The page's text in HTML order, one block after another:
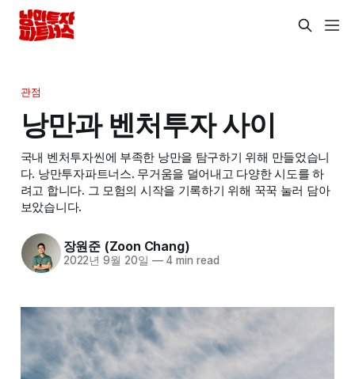
관점
낭만과 벤처투자 사이
국내 벤처투자씬에 부족한 낭만을 탐구하기 위해 만들었습니
다. 낭만투자파트너스. 무거움을 덜어내고 다양한 시도를 하
려고 합니다. 그 모험의 시작을 기록하기 위해 꾹꾹 눌러 담아
보았습니다.
장원준 (Zoon Chang)
2022년 9월 20일 —4 min read